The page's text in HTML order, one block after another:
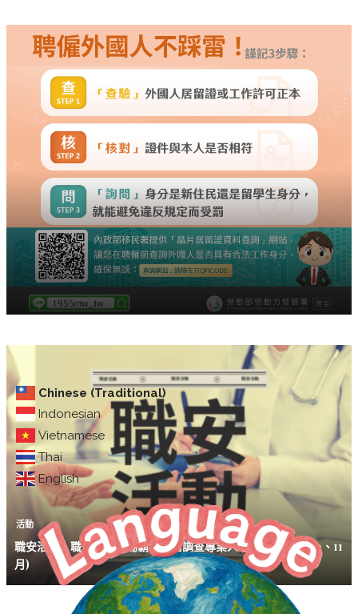
Chinese (Traditional)
Indonesian
Vietnamese
Thai
English
活動
職安活動｜職安署「職場霸凌防治調查專業人才培訓課程」(10、11
月)